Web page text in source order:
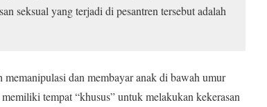
seksual yang terjadi di pesantren tersebut adalah
dan membayar anak di bawah umur
tempat “khusus” untuk melakukan kekerasan